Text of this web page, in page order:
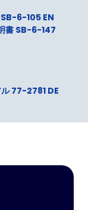
SB-6-105 EN
書 SB-6-147
ル 77-2781 DE